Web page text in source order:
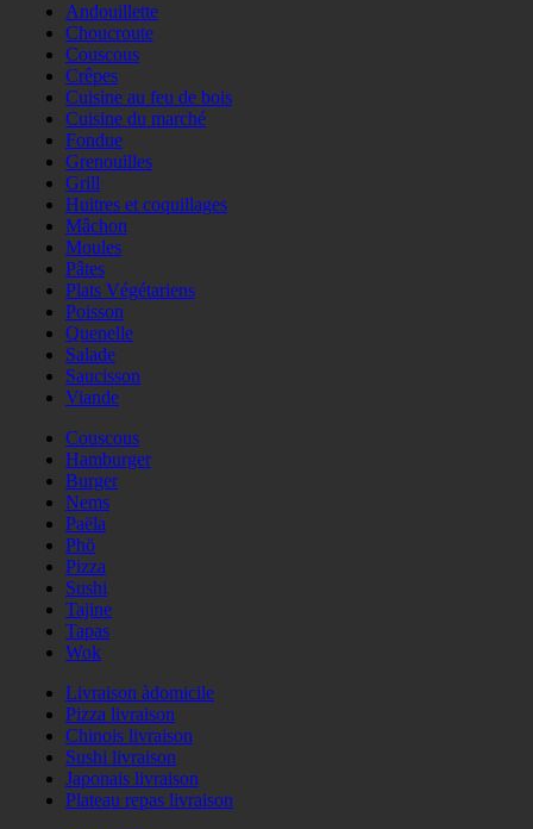
Andouillette
Choucroute
Couscous
Crêpes
Cuisine au feu de bois
Cuisine du marché
Fondue
Grenouilles
Grill
Huitres et coquillages
Mâchon
Moules
Pâtes
Plats Végétariens
Poisson
Quenelle
Salade
Saucisson
Viande
Couscous
Hamburger
Burger
Nems
Paëla
Phö
Pizza
Sushi
Tajine
Tapas
Wok
Livraison àdomicile
Pizza livraison
Chinois livraison
Sushi livraison
Japonais livraison
Plateau repas livraison